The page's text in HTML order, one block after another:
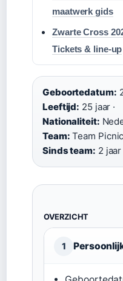
maatwerk gids
Zwarte Cross
Tickets & line-up
Geboortedatum:
Leeftijd: 25 jaar ·
Nationaliteit:
Team: Team
Sinds team: 2 jaar
OVERZICHT
1